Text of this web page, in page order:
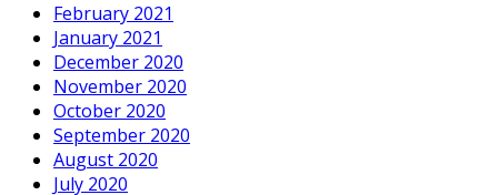
February 2021
January 2021
December 2020
November 2020
October 2020
September 2020
August 2020
July 2020